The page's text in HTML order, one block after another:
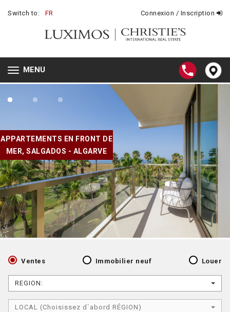
Switch to: FR Connexion / Inscription
Toggle
navigation
MENU
APPARTEMENTS EN FRONT DE
MER, SALGADOS - ALGARVE
Ventes Immobilier neuf Louer
REGION:
LOCAL (Choisissez d`abord RÉGION)